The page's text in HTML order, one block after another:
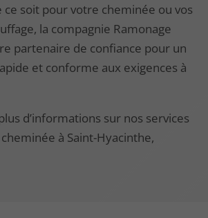
ce soit pour votre cheminée ou vos
la compagnie Ramonage
partenaire de confiance pour un
et conforme aux exigences à
d’informations sur nos services
à Saint-Hyacinthe,